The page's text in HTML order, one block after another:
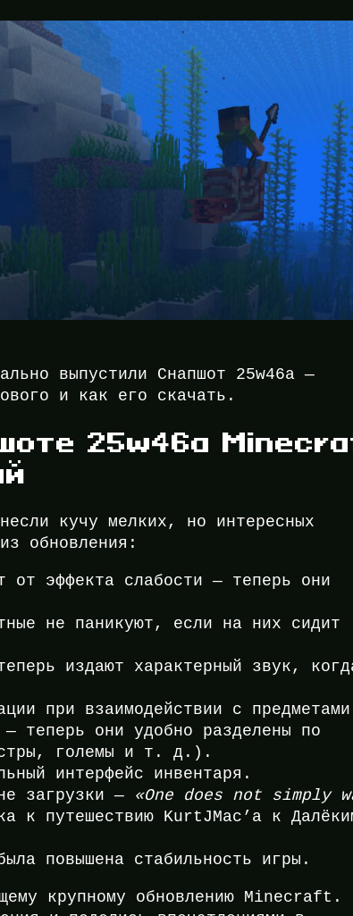
выпустили Снапшот 25w46a —
и как его скачать.
25w46a
кучу мелких, но интересных
обновления:
от эффекта слабости — теперь они
не паникуют, если на них сидит
издают характерный звук,
при взаимодействии с
— теперь они удобно разделены по
големы и т. д.).
интерфейс инвентаря.
загрузки — «One does not simply
к путешествию KurtJMac’а к
повышена стабильность игры.
крупному обновлению Minecraft.